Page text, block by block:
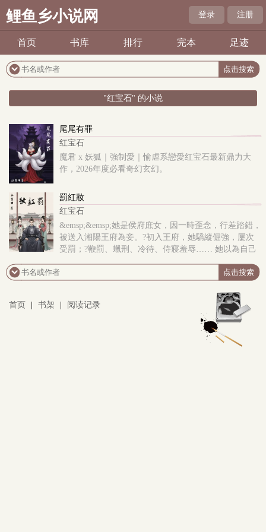
鲤鱼乡小说网 登录 注册
首页 书库 排行 完本 足迹
"红宝石" 的小说
尾尾有罪
红宝石
魔君 x 妖狐｜強制愛｜愉虐系戀愛红宝石最新鼎力大
作，2026年度必看奇幻玄幻。
罰紅妝
红宝石
&emsp;&emsp;她是侯府庶女，因一時歪念，行差踏錯，
被送入湘陽王府為妾。?初入王府，她驕縱倔強，屢次
受罰；?鞭罰、蠟刑、冷待、侍寢羞辱…… 她以為自己
了心。?他是貴為親王的權臣，一身冷肅霸道，他要她
她、逼她、引她回頭； 她嬌弱的身影在懲戒與寵溺中反
覆動搖，他一次次放過，再一次次收
首页 书架 阅读记录